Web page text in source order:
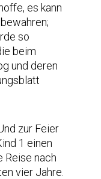
es kann
so
beim
und deren
zur Feier
1 einen
Reise nach
vier Jahre.